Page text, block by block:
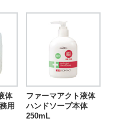
体
用
ファーマアクト液体
ハンドソープ本体
250mL